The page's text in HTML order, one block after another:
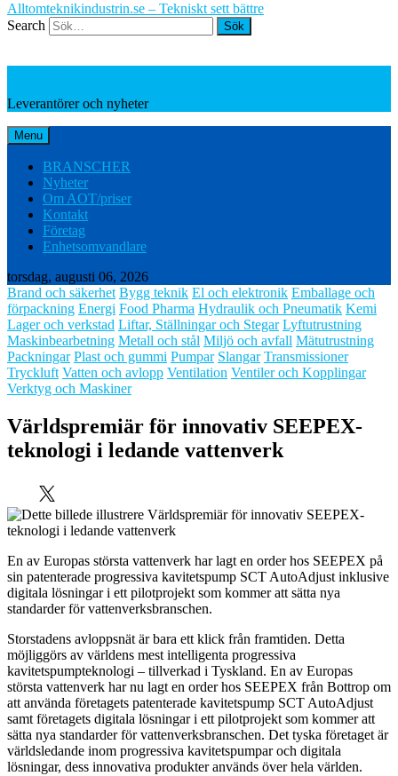
Alltomteknikindustrin.se – Tekniskt sett bättre
Search
Leverantörer och nyheter
Menu
BRANSCHER
Nyheter
Om AOT/priser
Kontakt
Företag
Enhetsomvandlare
torsdag, augusti 06, 2026
Brand och säkerhet Bygg teknik El och elektronik Emballage och
förpackning Energi Food Pharma Hydraulik och Pneumatik Kemi
Lager och verkstad Liftar, Ställningar och Stegar Lyftutrustning
Maskinbearbetning Metall och stål Miljö och avfall Mätutrustning
Packningar Plast och gummi Pumpar Slangar Transmissioner
Tryckluft Vatten och avlopp Ventilation Ventiler och Kopplingar
Verktyg och Maskiner
Världspremiär för innovativ SEEPEX-
teknologi i ledande vattenverk
En av Europas största vattenverk har lagt en order hos SEEPEX på
sin patenterade progressiva kavitetspump SCT AutoAdjust inklusive
digitala lösningar i ett pilotprojekt som kommer att sätta nya
standarder för vattenverksbranschen.
Storstadens avloppsnät är bara ett klick från framtiden. Detta
möjliggörs av världens mest intelligenta progressiva
kavitetspumpteknologi – tillverkad i Tyskland. En av Europas
största vattenverk har nu lagt en order hos SEEPEX från Bottrop om
att använda företagets patenterade kavitetspump SCT AutoAdjust
samt företagets digitala lösningar i ett pilotprojekt som kommer att
sätta nya standarder för vattenverksbranschen. Det tyska företaget är
världsledande inom progressiva kavitetspumpar och digitala
lösningar, dess innovativa produkter används över hela världen.